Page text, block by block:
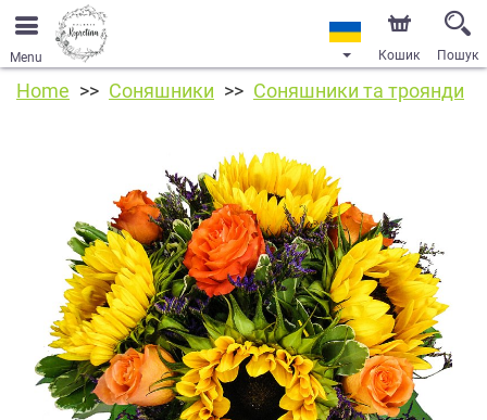
Menu Кошик Пошук
Home Соняшники Соняшники та троянди